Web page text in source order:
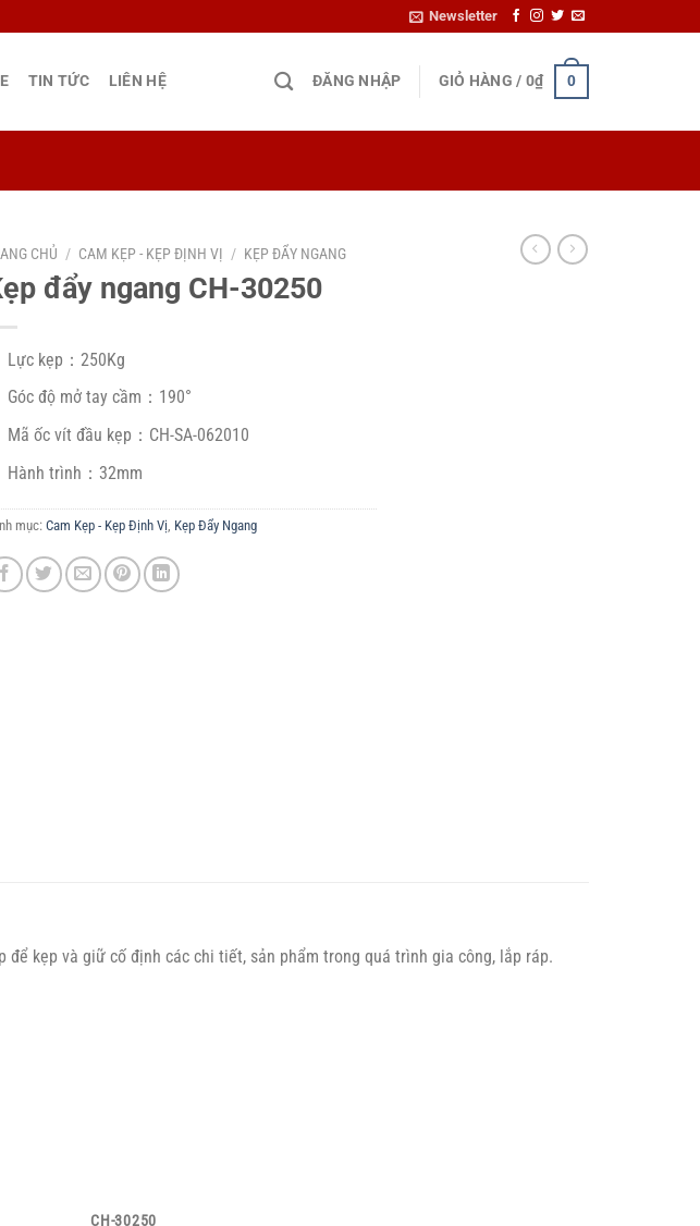
Newsletter
TIN TỨC LIÊN HỆ ĐĂNG NHẬP GIỎ HÀNG / 0₫ 0
CHỦ / CAM KẸP - KẸP ĐỊNH VỊ / KẸP ĐẨY NGANG
đẩy ngang CH-30250
Lực kẹp：250Kg
Góc độ mở tay cầm：190°
Mã ốc vít đầu kẹp：CH-SA-062010
Hành trình：32mm
mục: Cam Kẹp - Kẹp Định Vị, Kẹp Đẩy Ngang
kẹp và giữ cố định các chi tiết, sản phẩm trong quá trình gia công, lắp ráp.
CH-30250